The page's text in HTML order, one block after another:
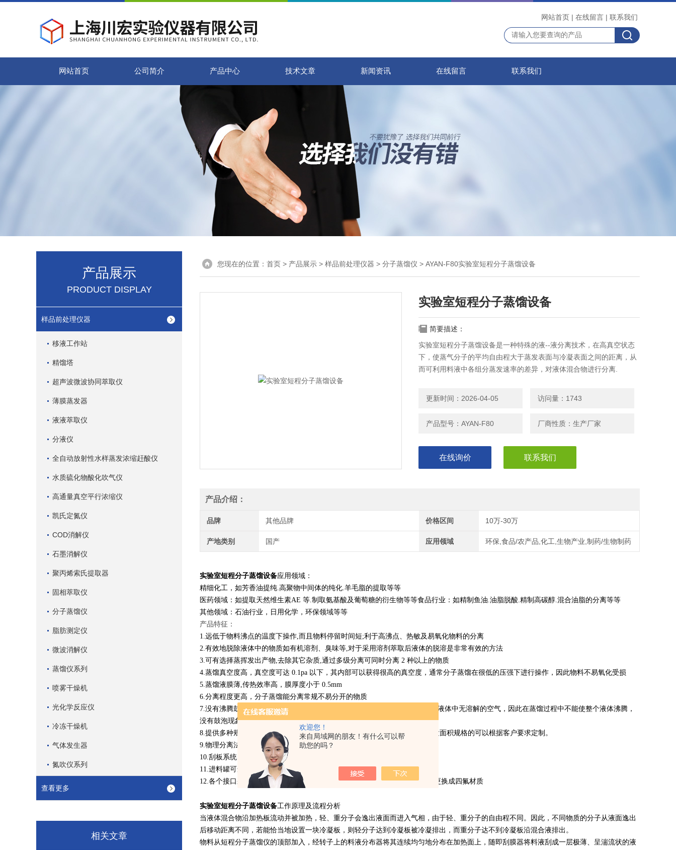
欢迎您！
来自局域网的朋友！有什么可以帮
助您的吗？
网站首页 | 在线留言 | 联系我们
网站首页 公司简介 产品中心 技术文章 新闻资讯 在线留言 联系我们
您现在的位置： 首页 > 产品展示 > 样品前处理仪器 > 分子蒸馏仪 > AYAN-F80实验室短程分子蒸馏设备
实验室短程分子蒸馏设备
简要描述：
实验室短程分子蒸馏设备是一种特殊的液--液分离技术，在高真空状态
下，使蒸气分子的平均自由程大于蒸发表面与冷凝表面之间的距离，从
而可利用料液中各组分蒸发速率的差异，对液体混合物进行分离.
更新时间：2026-04-05 访问量：1743
产品型号：AYAN-F80 厂商性质：生产厂家
在线询价 联系我们
产品介绍：
品牌 其他品牌 价格区间 10万-30万
产地类别 国产 应用领域 环保,食品/农产品,化工,生物产业,制药/生物制药
实验室短程分子蒸馏设备应用领域：
精细化工，如芳香油提纯.高聚物中间体的纯化.羊毛脂的提取等等
医药领域：如提取天然维生素AE 等.制取氨基酸及葡萄糖的衍生物等等食品行业：如精制鱼油.油脂脱酸.精制高碳醇.混合油脂的分离等等
其他领域：石油行业，日用化学，环保领域等等
产品特征：
1.远低于物料沸点的温度下操作,而且物料停留时间短;利于高沸点、热敏及易氧化物料的分离
2.有效地脱除液体中的物质如有机溶剂、臭味等,对于采用溶剂萃取后液体的脱溶是非常有效的方法
3.可有选择蒸挥发出产物,去除其它杂质,通过多级分离可同时分离 2 种以上的物质
4.蒸馏真空度高，真空度可达 0.1pa 以下，其内部可以获得很高的真空度，通常分子蒸馏在很低的压强下进行操作，因此物料不易氧化受损
5.蒸馏液膜薄,传热效率高，膜厚度小于 0.5mm
6.分离程度更高，分子蒸馏能分离常规不易分开的物质
7.没有沸腾鼓泡现象，分子蒸馏是液层表面上的自由蒸发，在低压力下进行，液体中无溶解的空气，因此在蒸馏过程中不能使整个液体沸腾，
没有鼓泡现象。
8.提供多种规格客户选择，适用于客户小试实验,中试实验，如果需要更大蒸发面积规格的可以根据客户要求定制。
9.物理分离法，无毒、无害、无污染、无残留，可得到纯净安全的产物
10.刮板系统由PTFE 材料和SS316L 不锈钢材料制成，具有抗腐蚀的功效；
11.进料罐可选实现预加热功能，预热温度可以调节。
12.各个接口采用的是氟胶垫片进行密封，气密性好，如客户需要耐腐蚀可以更换成四氟材质
实验室短程分子蒸馏设备工作原理及流程分析
当液体混合物沿加热板流动并被加热，轻、重分子会逸出液面而进入气相，由于轻、重分子的自由程不同。因此，不同物质的分子从液面逸出
后移动距离不同，若能恰当地设置一块冷凝板，则轻分子达到冷凝板被冷凝排出，而重分子达不到冷凝板沿混合液排出。
物料从短程分子蒸馏仪的顶部加入，经转子上的料液分布器将其连续均匀地分布在加热面上，随即刮膜器将料液刮成一层极薄、呈湍流状的液
产品展示
PRODUCT DISPLAY
样品前处理仪器
移液工作站
精馏塔
超声波微波协同萃取仪
薄膜蒸发器
液液萃取仪
分液仪
全自动放射性水样蒸发浓缩赶酸仪
水质硫化物酸化吹气仪
高通量真空平行浓缩仪
凯氏定氮仪
COD消解仪
石墨消解仪
聚丙烯索氏提取器
固相萃取仪
分子蒸馏仪
脂肪测定仪
微波消解仪
蒸馏仪系列
喷雾干燥机
光化学反应仪
冷冻干燥机
气体发生器
氮吹仪系列
查看更多
相关文章